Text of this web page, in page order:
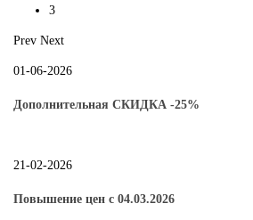
3
Prev Next
01-06-2026
Дополнительная СКИДКА -25%
21-02-2026
Повышение цен с 04.03.2026